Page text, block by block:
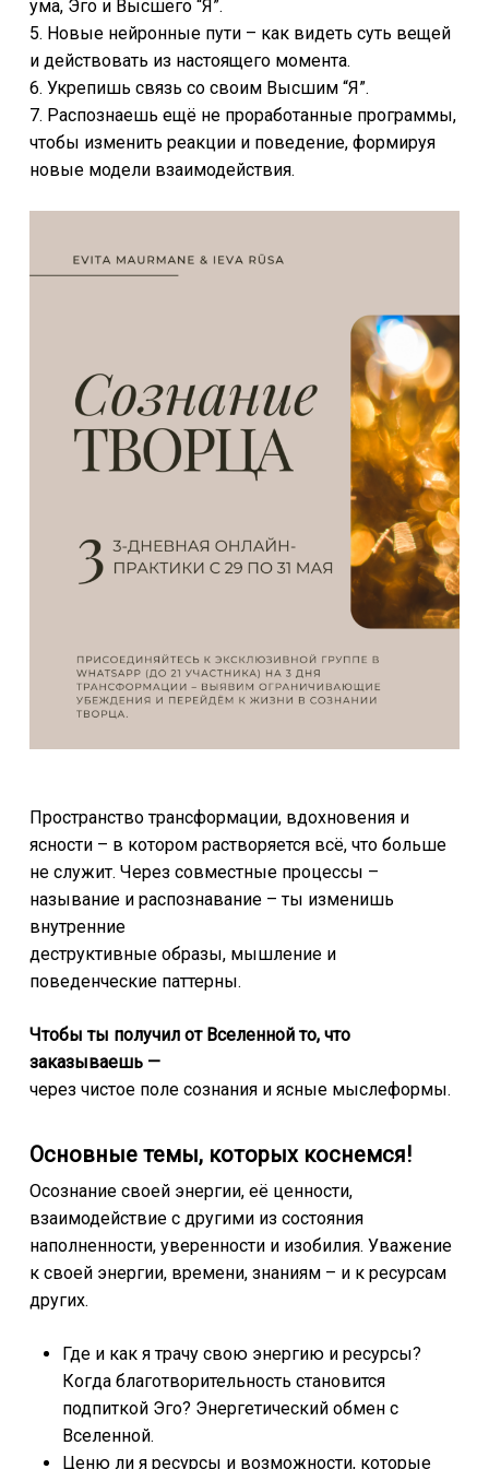
ума, Эго и Высшего “Я”.
5. Новые нейронные пути – как видеть суть вещей
и действовать из настоящего момента.
6. Укрепишь связь со своим Высшим “Я”.
7. Распознаешь ещё не проработанные программы,
чтобы изменить реакции и поведение, формируя
новые модели взаимодействия.
Пространство трансформации, вдохновения и
ясности – в котором растворяется всё, что больше
не служит. Через совместные процессы –
называние и распознавание – ты изменишь
внутренние
деструктивные образы, мышление и
поведенческие паттерны.
Чтобы ты получил от Вселенной то, что
заказываешь —
через чистое поле сознания и ясные мыслеформы.
Основные темы, которых коснемся!
Осознание своей энергии, её ценности,
взаимодействие с другими из состояния
наполненности, уверенности и изобилия. Уважение
к своей энергии, времени, знаниям – и к ресурсам
других.
Где и как я трачу свою энергию и ресурсы?
Когда благотворительность становится
подпиткой Эго? Энергетический обмен с
Вселенной.
Ценю ли я ресурсы и возможности, которые